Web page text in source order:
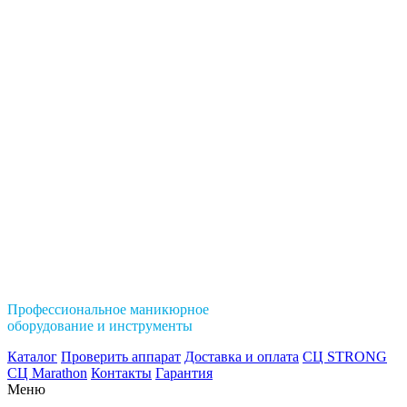
Профессиональное маникюрное
оборудование и инструменты
Каталог Проверить аппарат Доставка и оплата СЦ STRONG
СЦ Marathon Контакты Гарантия
Меню